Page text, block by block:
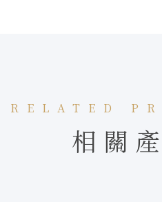
RELATED
相關